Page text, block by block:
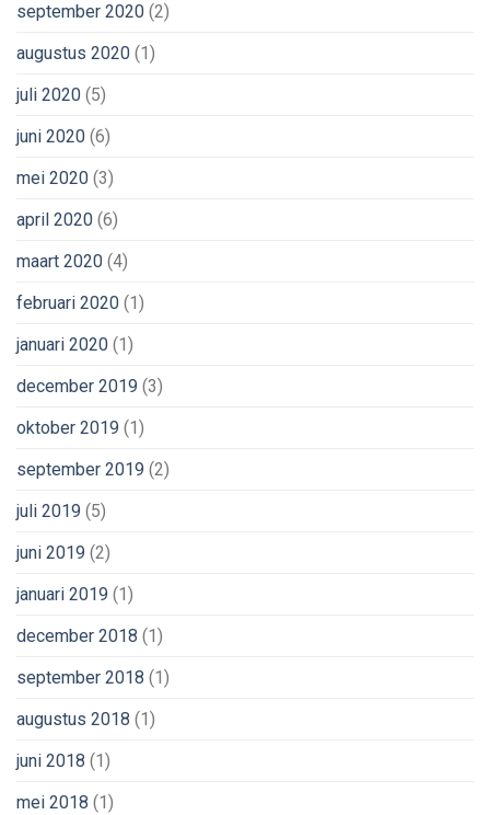
september 2020 (2)
augustus 2020 (1)
juli 2020 (5)
juni 2020 (6)
mei 2020 (3)
april 2020 (6)
maart 2020 (4)
februari 2020 (1)
januari 2020 (1)
december 2019 (3)
oktober 2019 (1)
september 2019 (2)
juli 2019 (5)
juni 2019 (2)
januari 2019 (1)
december 2018 (1)
september 2018 (1)
augustus 2018 (1)
juni 2018 (1)
mei 2018 (1)